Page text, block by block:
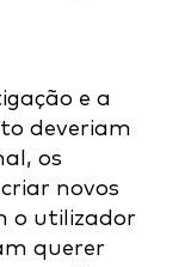
e a
deveriam
os
novos
o utilizador
querer